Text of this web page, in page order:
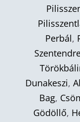
Perbál,
Dunakeszi,
Bag,
Gödöllő,